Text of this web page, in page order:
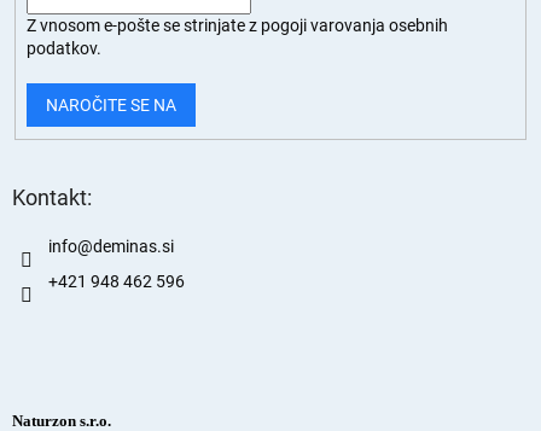
Z vnosom e-pošte se strinjate z pogoji varovanja osebnih
podatkov.
NAROČITE SE NA
Kontakt:
info@deminas.si
+421 948 462 596
Naturzon s.r.o.